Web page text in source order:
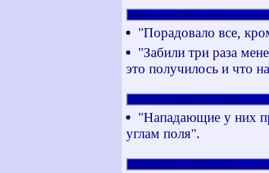
Динамо_Киров (Fatalist, Киров)
"Порадовало все,
"Забили три раза
это получилось и что
Лисма_Светотехника (-AD-, Саранск)
"Нападающие у них
углам поля".
Локомотив_Калуга (ANISI, Калуга)